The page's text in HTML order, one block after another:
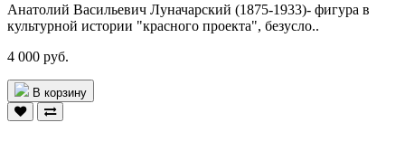
Анатолий Васильевич Луначарский (1875-1933)- фигура в
культурной истории "красного проекта", безусло..
4 000 руб.
В корзину